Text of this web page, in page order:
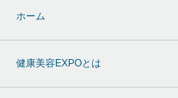
ホーム
健康美容EXPOとは